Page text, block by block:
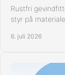
Rustfri
styr på
6. juli 2026